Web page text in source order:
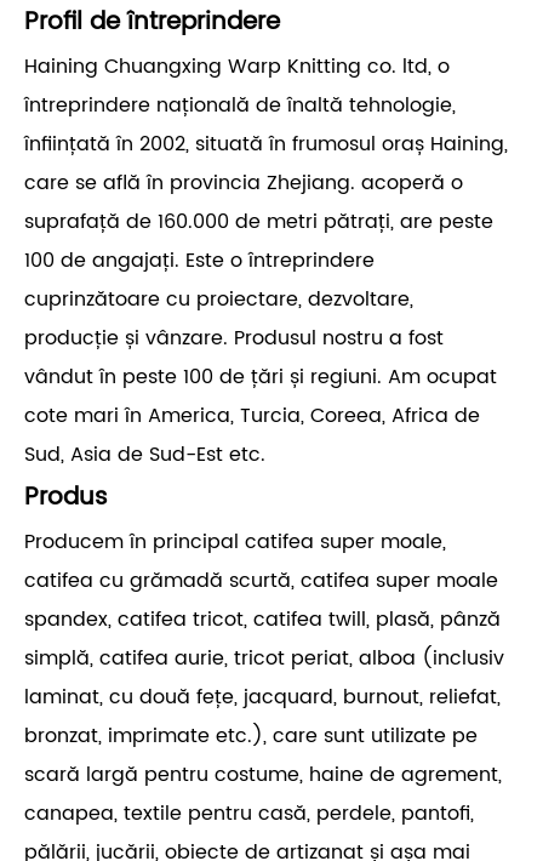
Profil de întreprindere
Haining Chuangxing Warp Knitting co. ltd, o
întreprindere națională de înaltă tehnologie,
înființată în 2002, situată în frumosul oraș Haining,
care se află în provincia Zhejiang. acoperă o
suprafață de 160.000 de metri pătrați, are peste
100 de angajați. Este o întreprindere
cuprinzătoare cu proiectare, dezvoltare,
producție și vânzare. Produsul nostru a fost
vândut în peste 100 de țări și regiuni. Am ocupat
cote mari în America, Turcia, Coreea, Africa de
Sud, Asia de Sud-Est etc.
Produs
Producem în principal catifea super moale,
catifea cu grămadă scurtă, catifea super moale
spandex, catifea tricot, catifea twill, plasă, pânză
simplă, catifea aurie, tricot periat, alboa (inclusiv
laminat, cu două fețe, jacquard, burnout, reliefat,
bronzat, imprimate etc.), care sunt utilizate pe
scară largă pentru costume, haine de agrement,
canapea, textile pentru casă, perdele, pantofi,
pălării, jucării, obiecte de artizanat și așa mai